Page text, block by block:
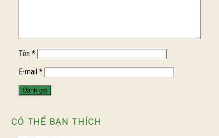
Tên *
E-mail *
CÓ THỂ BẠN THÍCH